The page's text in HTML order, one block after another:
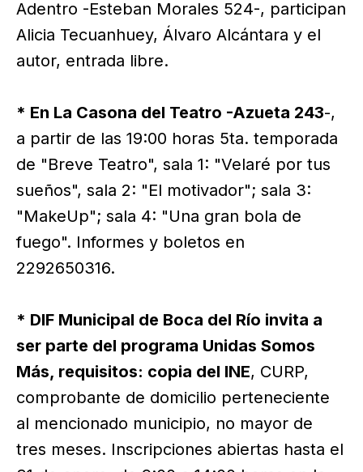
Adentro -Esteban Morales 524-, participan
Alicia Tecuanhuey, Álvaro Alcántara y el
autor, entrada libre.
* En La Casona del Teatro -Azueta 243-,
a partir de las 19:00 horas 5ta. temporada
de "Breve Teatro", sala 1: "Velaré por tus
sueños", sala 2: "El motivador"; sala 3:
"MakeUp"; sala 4: "Una gran bola de
fuego". Informes y boletos en
2292650316.
* DIF Municipal de Boca del Río invita a
ser parte del programa Unidas Somos
Más, requisitos: copia del INE, CURP,
comprobante de domicilio perteneciente
al mencionado municipio, no mayor de
tres meses. Inscripciones abiertas hasta el